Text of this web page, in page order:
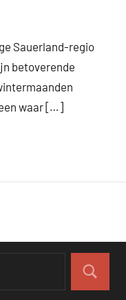
Sauerland-regio
betoverende
waar […]
Zoeken